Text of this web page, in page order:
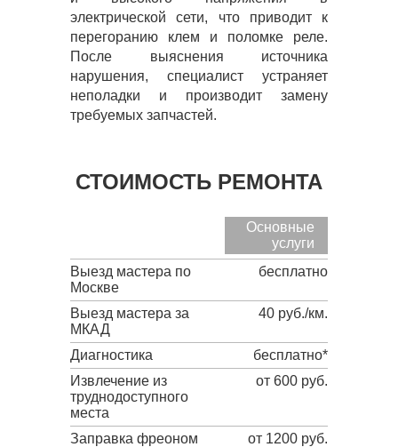
электрической сети, что приводит к
перегоранию клем и поломке реле.
После выяснения источника
нарушения, специалист устраняет
неполадки и производит замену
требуемых запчастей.
СТОИМОСТЬ РЕМОНТА
Основные
услуги
Выезд мастера по
Москве
бесплатно
Выезд мастера за
МКАД
40 руб./км.
Диагностика
бесплатно*
Извлечение из
труднодоступного
места
от 600 руб.
Заправка фреоном
от 1200 руб.